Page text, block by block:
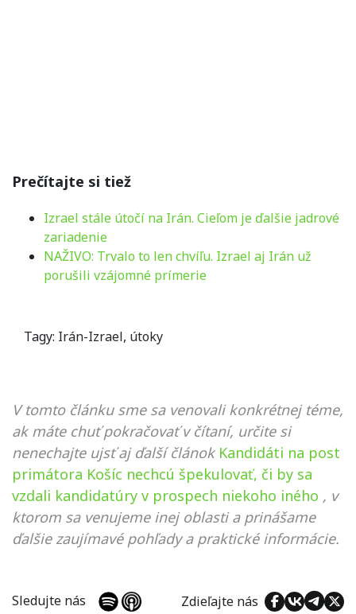
Prečítajte si tiež
Izrael stále útočí na Irán. Cieľom je ďalšie jadrové
zariadenie
NAŽIVO: Trvalo to len chvíľu. Izrael aj Irán už
porušili vzájomné prímerie
Tagy: Irán-Izrael, útoky
V tomto článku sme sa venovali konkrétnej téme,
ak máte chuť pokračovať v čítaní, určite si
nenechajte ujsť aj ďalší článok Kandidáti na post
primátora Košíc nechcú špekulovať, či by sa
vzdali kandidatúry v prospech niekoho iného , v
ktorom sa venujeme inej oblasti a prinášame
ďalšie zaujímavé pohľady a praktické informácie.
Sledujte nás Zdieľajte nás